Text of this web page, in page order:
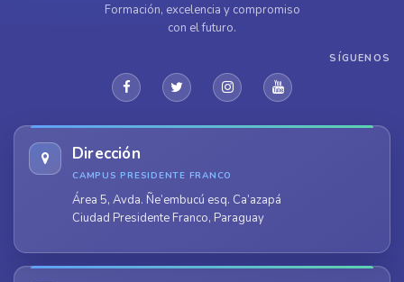
Formación, excelencia y compromiso
con el futuro.
SÍGUENOS
Dirección
CAMPUS PRESIDENTE FRANCO
Área 5, Avda. Ñe’embucú esq. Ca’azapá
Ciudad Presidente Franco, Paraguay